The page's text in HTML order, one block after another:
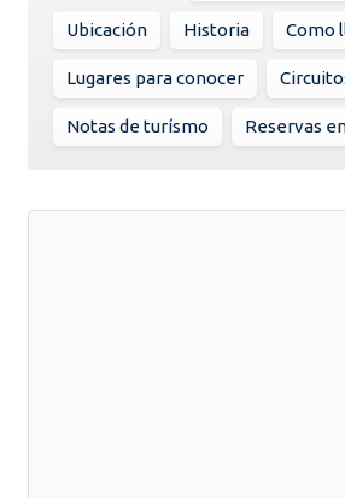
Ubicación Historia Como
Lugares para conocer
Notas de turísmo Reservas